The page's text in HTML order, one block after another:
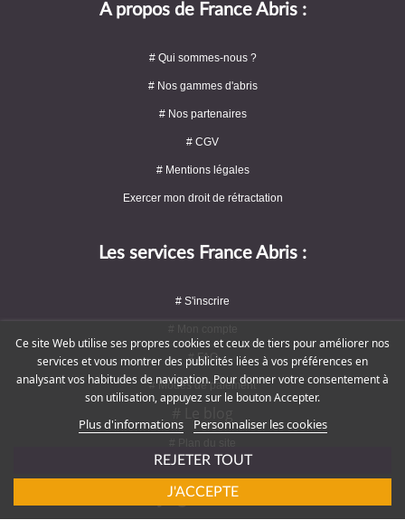
A propos de France Abris :
# Qui sommes-nous ?
# Nos gammes d'abris
# Nos partenaires
# CGV
# Mentions légales
Exercer mon droit de rétractation
Les services France Abris :
# S'inscrire
# FAQ
# Modes de paiement
Rejoignez-nous !
Ce site Web utilise ses propres cookies et ceux de tiers pour améliorer nos
services et vous montrer des publicités liées à vos préférences en
analysant vos habitudes de navigation. Pour donner votre consentement à
son utilisation, appuyez sur le bouton Accepter.
Plus d'informations Personnaliser les cookies
REJETER TOUT
J'ACCEPTE